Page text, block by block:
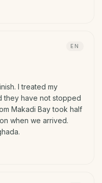
EN
I treated my
they have not stopped
Makadi Bay took half
when we arrived.